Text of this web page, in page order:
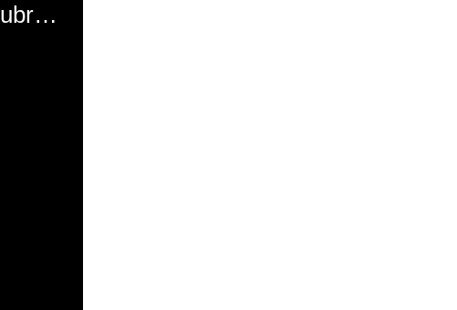
El mal momento de Yanina Gasañol con un hincha argentino en "Subrayado"